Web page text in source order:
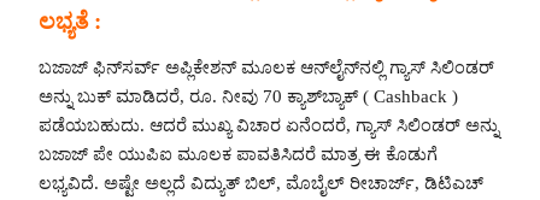
ಲಭ್ಯತೆ :
ಬಜಾಜ್ ಫಿನ್‌ಸರ್ವ್ ಅಪ್ಲಿಕೇಶನ್ ಮೂಲಕ ಆನ್‌ಲೈನ್‌ನಲ್ಲಿ ಗ್ಯಾಸ್ ಸಿಲಿಂಡರ್
ಅನ್ನು ಬುಕ್ ಮಾಡಿದರೆ, ರೂ. ನೀವು 70 ಕ್ಯಾಶ್‌ಬ್ಯಾಕ್ ( Cashback )
ಪಡೆಯಬಹುದು. ಆದರೆ ಮುಖ್ಯ ವಿಚಾರ ಏನೆಂದರೆ, ಗ್ಯಾಸ್ ಸಿಲಿಂಡರ್ ಅನ್ನು
ಬಜಾಜ್ ಪೇ ಯುಪಿಐ ಮೂಲಕ ಪಾವತಿಸಿದರೆ ಮಾತ್ರ ಈ ಕೊಡುಗೆ
ಲಭ್ಯವಿದೆ. ಅಷ್ಟೇ ಅಲ್ಲದೆ ವಿದ್ಯುತ್ ಬಿಲ್, ಮೊಬೈಲ್ ರೀಚಾರ್ಜ್, ಡಿಟಿಎಚ್